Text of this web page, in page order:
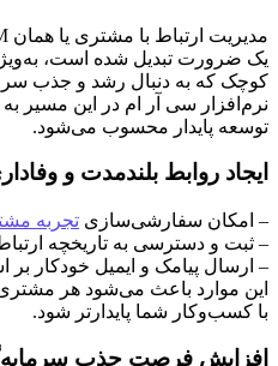
یک ضرورت تبدیل شده است،
کوچک که به دنبال رشد و جذب
نرم‌افزار سی آر ام در این مسیر
توسعه پایدار محسوب می‌شود.
ایجاد روابط بلندمدت و
– امکان سفارشی‌سازی تجربه
– ثبت و دسترسی به تاریخچه
– ارسال پیامک و ایمیل خودکار
این موارد باعث می‌شود هر
با کسب‌وکار شما پایدارتر شود.
افزایش فرصت جذب